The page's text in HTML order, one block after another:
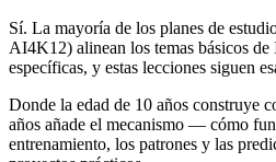
Sí. La mayoría de los planes de
AI4K12) alinean los temas básicos
específicas, y estas lecciones siguen
Donde la edad de 10 años construye
años añade el mecanismo — cómo
entrenamiento, los patrones y las